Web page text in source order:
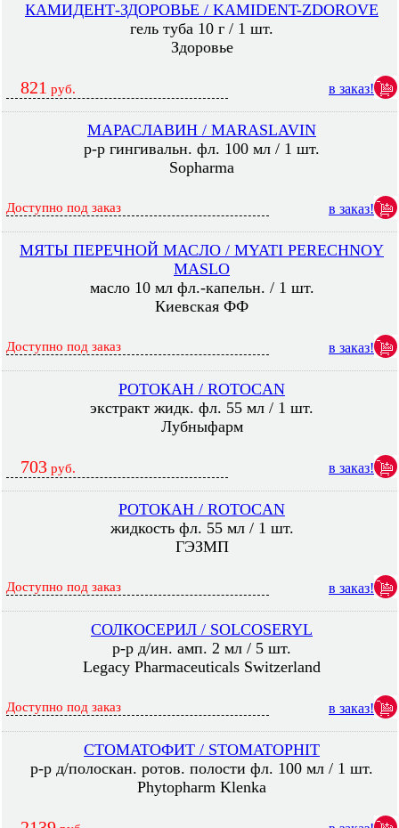
КАМИДЕНТ-ЗДОРОВЬЕ / KAMIDENT-ZDOROVE
гель туба 10 г / 1 шт.
Здоровье
821 руб. в заказ!
МАРАСЛАВИН / MARASLAVIN
р-р гингивальн. фл. 100 мл / 1 шт.
Sopharma
Доступно под заказ в заказ!
МЯТЫ ПЕРЕЧНОЙ МАСЛО / MYATI PERECHNOY
MASLO
масло 10 мл фл.-капельн. / 1 шт.
Киевская ФФ
Доступно под заказ в заказ!
РОТОКАН / ROTOCAN
экстракт жидк. фл. 55 мл / 1 шт.
Лубныфарм
703 руб. в заказ!
РОТОКАН / ROTOCAN
жидкость фл. 55 мл / 1 шт.
ГЭЗМП
Доступно под заказ в заказ!
СОЛКОСЕРИЛ / SOLCOSERYL
р-р д/ин. амп. 2 мл / 5 шт.
Legacy Pharmaceuticals Switzerland
Доступно под заказ в заказ!
СТОМАТОФИТ / STOMATOPHIT
р-р д/полоскан. ротов. полости фл. 100 мл / 1 шт.
Phytopharm Klenka